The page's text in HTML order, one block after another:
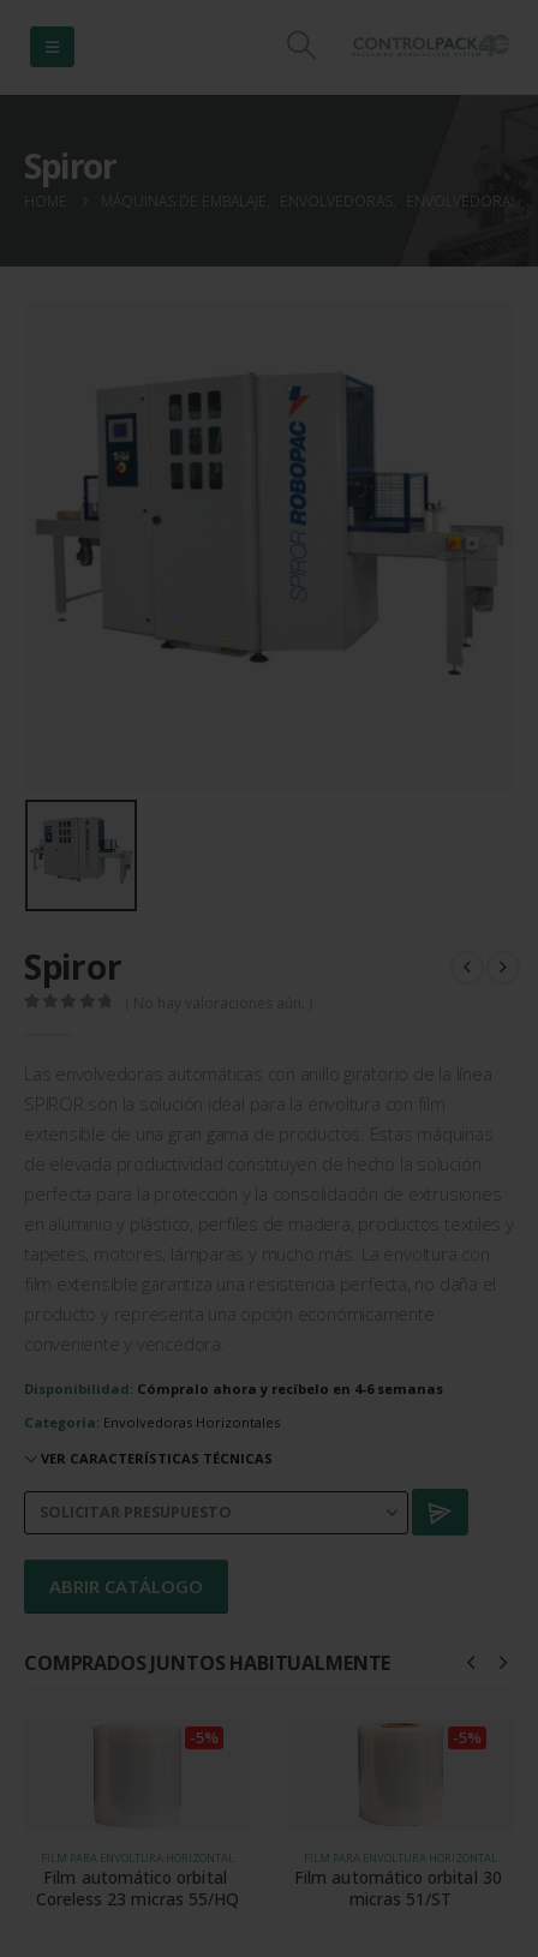
Spiror
HOME MÁQUINAS DE EMBALAJE ENVOLVEDORAS ENVOLVEDORAS
Spiror
Las envolvedoras automáticas con anillo giratorio de la línea
SPIROR son la solución ideal para la envoltura con film
extensible de una gran gama de productos. Estas máquinas
de elevada productividad constituyen de hecho la solución
perfecta para la protección y la consolidación de extrusiones
en aluminio y plástico, perfiles de madera, productos textiles y
tapetes, motores, lámparas y mucho más. La envoltura con
film extensible garantiza una resistencia perfecta, no daña el
producto y representa una opción económicamente
conveniente y vencedora.
Disponibilidad: Cómpralo ahora y recíbelo en 4-6 semanas
Categoría: Envolvedoras Horizontales
VER CARACTERÍSTICAS TÉCNICAS
ABRIR CATÁLOGO
COMPRADOS JUNTOS HABITUALMENTE
FILM PARA ENVOLTURA HORIZONTAL
Film automático orbital
Coreless 23 micras 55/HQ
-5%
FILM PARA ENVOLTURA HORIZONTAL
Film automático orbital 30
micras 51/ST
-5%